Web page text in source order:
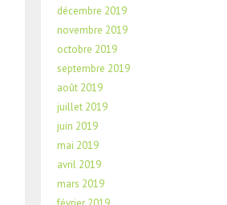
décembre 2019
novembre 2019
octobre 2019
septembre 2019
août 2019
juillet 2019
juin 2019
mai 2019
avril 2019
mars 2019